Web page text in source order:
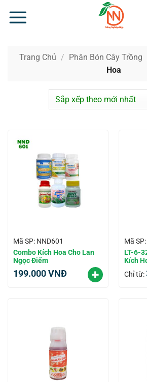
qua
Trang Chủ / Phân Bón Cây Trồng
Hoa
Mã SP: NND601
Combo Kích Hoa Cho Lan
Ngọc Điểm
199.000VNĐ
Mã
LT-6-
Kích
Chỉ từ: